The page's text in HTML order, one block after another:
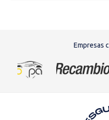
Empresas